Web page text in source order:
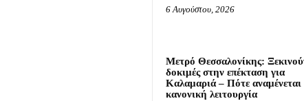
6 Αυγούστου, 2026
Μετρό Θεσσαλονίκης:
δοκιμές στην επέκταση για
Καλαμαριά – Πότε αναμένεται
κανονική λειτουργία